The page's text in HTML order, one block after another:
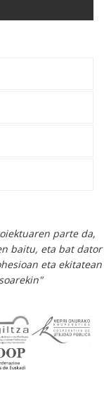
parte da,
baitu, eta bat dator
eta ekitatean